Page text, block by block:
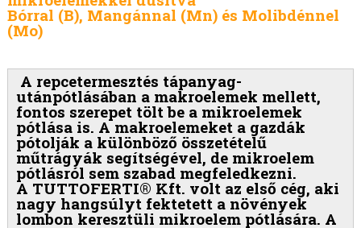
Bórral (B), Mangánnal (Mn) és Molibdénnel
(Mo)
A repcetermesztés tápanyag-
utánpótlásában a makroelemek mellett,
fontos szerepet tölt be a mikroelemek
pótlása is. A makroelemeket a gazdák
pótolják a különböző összetételű
műtrágyák segítségével, de mikroelem
pótlásról sem szabad megfeledkezni.
A TUTTOFERTI® Kft. volt az első cég, aki
nagy hangsúlyt fektetett a növények
lombon keresztüli mikroelem pótlására. A